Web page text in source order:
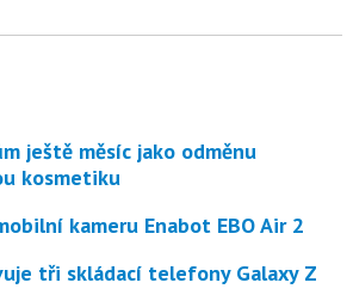
kosmetiku
kameru Enabot EBO Air 2